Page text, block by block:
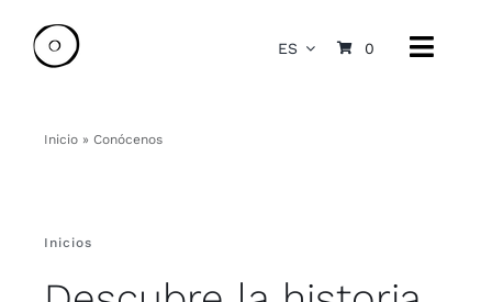
Toggle
Visitas
ES 0
Inicio» Conócenos
Inicios